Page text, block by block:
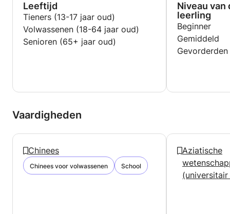
Leeftijd
Tieners (13-17 jaar oud)
Volwassenen (18-64 jaar oud)
Senioren (65+ jaar oud)
Niveau van
leerling
Beginner
Gemiddeld
Gevorderden
Vaardigheden
Chinees
Chinees voor volwassenen School
Aziatische